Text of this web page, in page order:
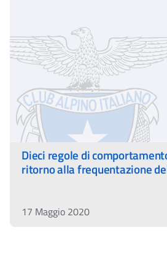
Dieci regole di
ritorno alla frequentazione
17 Maggio 2020